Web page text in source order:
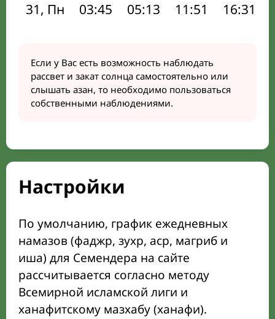
31, Пн
03:45 05:13 11:51 16:31
Если у Вас есть возможность наблюдать
рассвет и закат солнца самостоятельно или
слышать азан, то необходимо пользоваться
собственными наблюдениями.
Настройки
По умолчанию, график ежедневных
намазов (фаджр, зухр, аср, магриб и
иша) для Семендера на сайте
рассчитывается согласно методу
Всемирной исламской лиги и
ханафитскому мазхабу (ханафи).